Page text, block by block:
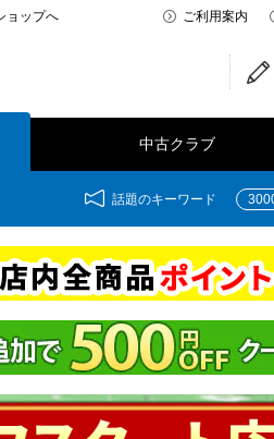
ョップへ ご利用案内
中古クラブ
話題のキーワード